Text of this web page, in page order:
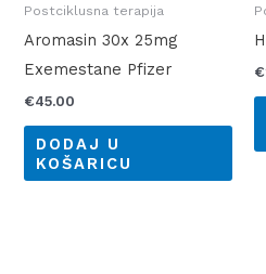
Postciklusna terapija
Aromasin 30x 25mg
Exemestane Pfizer
€45.00
DODAJ U
KOŠARICU
€